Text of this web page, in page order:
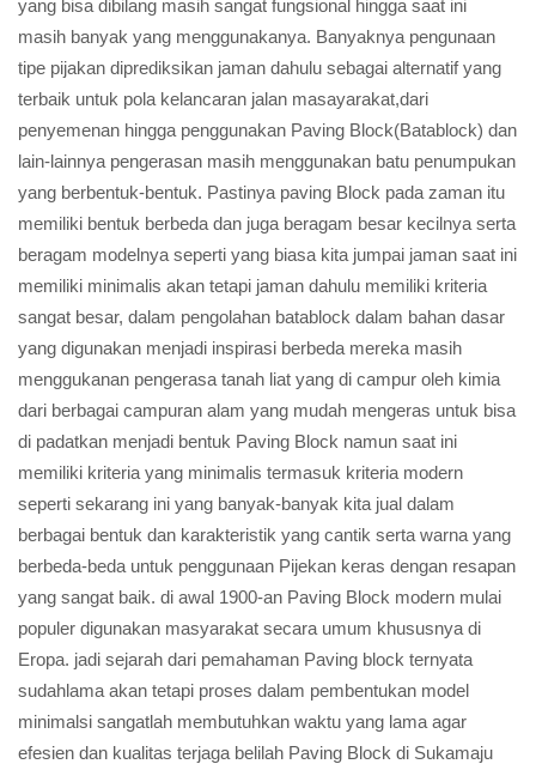
yang bisa dibilang masih sangat fungsional hingga saat ini
masih banyak yang menggunakanya. Banyaknya pengunaan
tipe pijakan diprediksikan jaman dahulu sebagai alternatif yang
terbaik untuk pola kelancaran jalan masayarakat,dari
penyemenan hingga penggunakan Paving Block(Batablock) dan
lain-lainnya pengerasan masih menggunakan batu penumpukan
yang berbentuk-bentuk. Pastinya paving Block pada zaman itu
memiliki bentuk berbeda dan juga beragam besar kecilnya serta
beragam modelnya seperti yang biasa kita jumpai jaman saat ini
memiliki minimalis akan tetapi jaman dahulu memiliki kriteria
sangat besar, dalam pengolahan batablock dalam bahan dasar
yang digunakan menjadi inspirasi berbeda mereka masih
menggukanan pengerasa tanah liat yang di campur oleh kimia
dari berbagai campuran alam yang mudah mengeras untuk bisa
di padatkan menjadi bentuk Paving Block namun saat ini
memiliki kriteria yang minimalis termasuk kriteria modern
seperti sekarang ini yang banyak-banyak kita jual dalam
berbagai bentuk dan karakteristik yang cantik serta warna yang
berbeda-beda untuk penggunaan Pijekan keras dengan resapan
yang sangat baik. di awal 1900-an Paving Block modern mulai
populer digunakan masyarakat secara umum khususnya di
Eropa. jadi sejarah dari pemahaman Paving block ternyata
sudahlama akan tetapi proses dalam pembentukan model
minimalsi sangatlah membutuhkan waktu yang lama agar
efesien dan kualitas terjaga belilah Paving Block di Sukamaju